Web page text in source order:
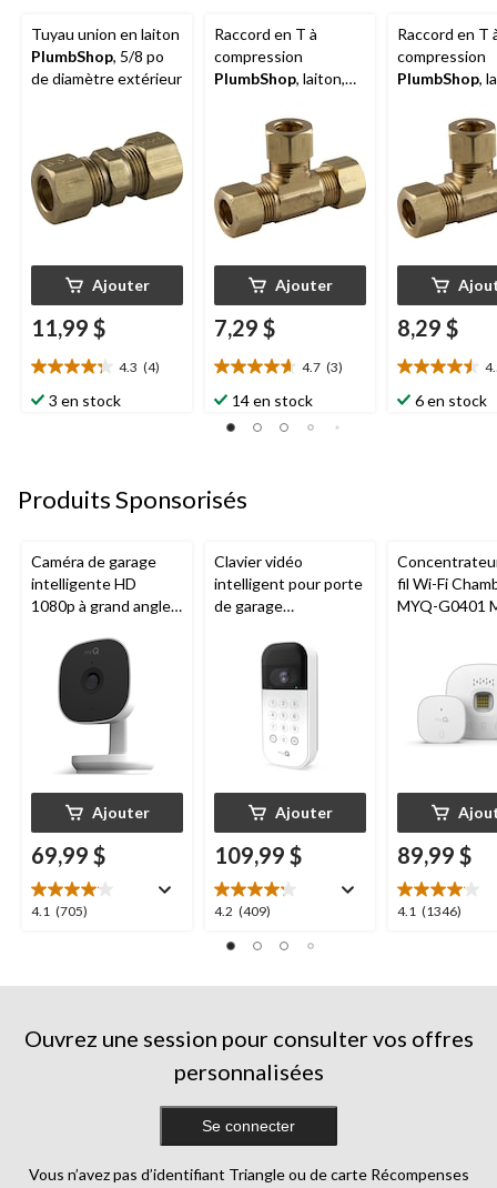
Tuyau union en laiton
PlumbShop, 5/8 po
de diamètre extérieur
Ajouter
11,99 $
4.3 (4)
4.3
étoile(s)
3 en stock
Raccord en T à
compression
PlumbShop, laiton,
extérieur, paq. 1
Ajouter
7,29 $
4.7 (3)
4.7
étoile(s)
sur
14 en stock
Raccord en T
compression
PlumbShop,
extérieur,
8,29 $
4.5
étoile(s)
6 en stock
Produits Sponsorisés
Caméra de garage
intelligente HD
1080p à grand angle
nocturne, résistante
aux intempéries
Ajouter
69,99 $
4.1 (705)
4.1
Clavier vidéo
intelligent pour porte
de garage
nocturne, résistant
aux intempéries,
Ajouter
109,99 $
4.2 (409)
4.2
sur
fil Wi-Fi
MYQ-G0401
89,99 $
4.1 (1346)
4.1
Ouvrez une session pour consulter vos offres
personnalisées
Se connecter
Vous n’avez pas d’identifiant Triangle ou de carte Récompenses